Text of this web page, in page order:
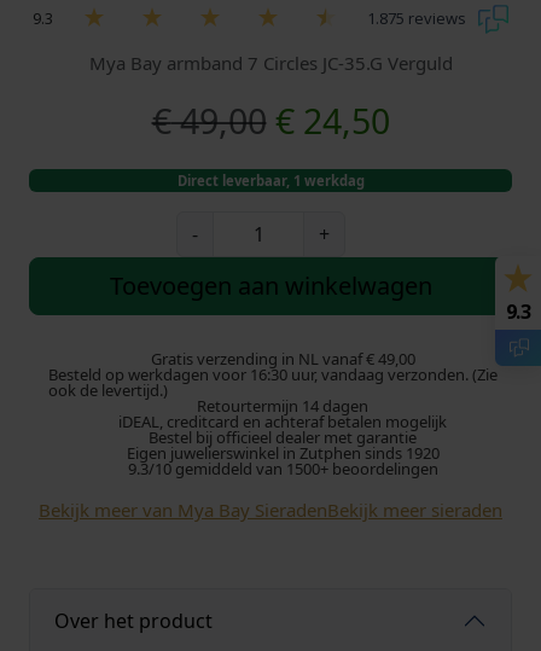
9.3 1.875 reviews
Mya Bay armband 7 Circles JC-35.G Verguld
€49,00 O
o
s
p
r
o
n
k
€24,50H
u
d
i
g
e
p
r
Direct leverbaar, 1 werkdag
-
a
y
A
m
b
n
i
+
Toevoegen aan winkelwagen
Gratis verzending in NL vanaf € 49,00
Besteld op werkdagen voor 16:30 uur, vandaag verzonden. (Zie
ook de levertijd.)
Retourtermijn 14 dagen
iDEAL, creditcard en achteraf betalen mogelijk
Bestel bij officieel dealer met garantie
Eigen juwelierswinkel in Zutphen sinds 1920
9.3/10 gemiddeld van 1500+ beoordelingen
Bekijk meer van Mya Bay SieradenBekijk meer sieraden
Over het product
9.3